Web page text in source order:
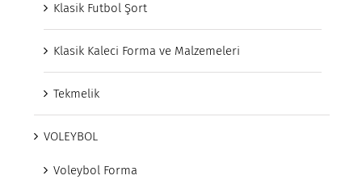
Klasik Futbol Şort
Klasik Kaleci Forma ve Malzemeleri
Tekmelik
VOLEYBOL
Voleybol Forma